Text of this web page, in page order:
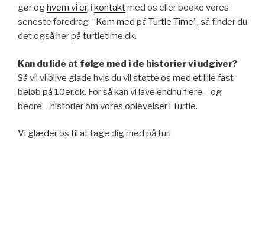
gør oghvem vi er, i kontaktmed os eller booke vores
seneste foredrag “Kom med på Turtle Time”, så finder du
det også her på turtletime.dk.
Kan du lide at følge med i de historier vi udgiver?
Så vil vi blive glade hvis du vil støtte os med et lille fast
beløb på 10er.dk. For så kan vi lave endnu flere – og
bedre – historier om vores oplevelser i Turtle.
Vi glæder os til at tage dig med på tur!